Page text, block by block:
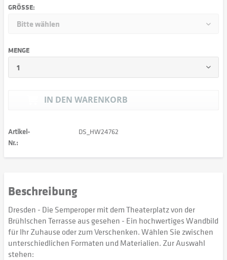
GRÖSSE:
MENGE
IN DEN WARENKORB
Artikel-
Nr.:
DS_HW24762
Beschreibung
Dresden - Die Semperoper mit dem Theaterplatz von der
Brühlschen Terrasse aus gesehen - Ein hochwertiges Wandbild
für Ihr Zuhause oder zum Verschenken. Wählen Sie zwischen
unterschiedlichen Formaten und Materialien. Zur Auswahl
stehen: